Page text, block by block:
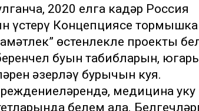
2020 елга кадәр Россия
үстерү Концепциясе тормышка
өстенлекле проекты
буын табибларын,
әзерләү бурычын куя.
медицина уку
белем ала.